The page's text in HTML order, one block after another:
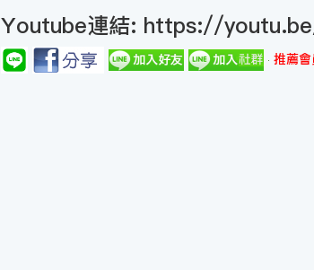
Youtube連結: https://
推薦